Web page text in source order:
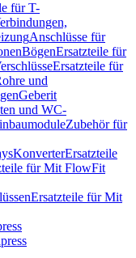
für T-
Anschlüsse für
BögenErsatzteile für
Ersatzteile für
und
Geberit
und WC-
Zubehör für
KonverterErsatzteile
für Mit FlowFit
Ersatzteile für Mit